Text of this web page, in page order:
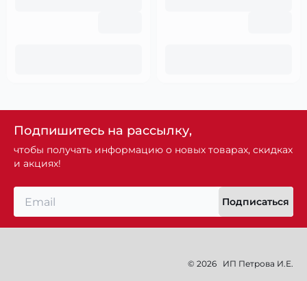
Подпишитесь на рассылку,
чтобы получать информацию о новых товарах, скидках
и акциях!
Подписаться
© 2026 ИП Петрова И.Е.